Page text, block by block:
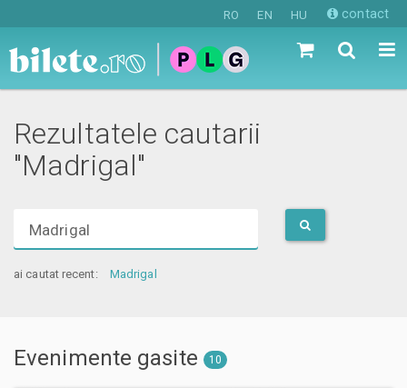
RO EN HU contact
Rezultatele cautarii
"Madrigal"
evenimente,
artisti
ai cautat recent: Madrigal
Evenimente gasite 10